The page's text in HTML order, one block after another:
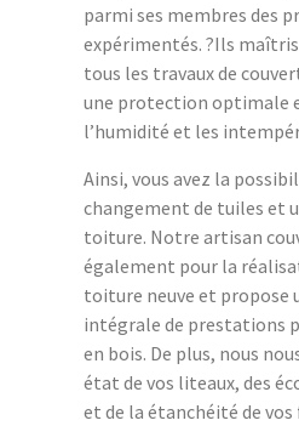
parmi ses membres des
expérimentés. ?Ils
tous les travaux de
une protection optimale
l’humidité et les
Ainsi, vous avez la
changement de tuiles et
toiture. Notre artisan
également pour la
toiture neuve et propose
intégrale de prestations
en bois. De plus, nous
état de vos liteaux, des
et de la étanchéité de vos